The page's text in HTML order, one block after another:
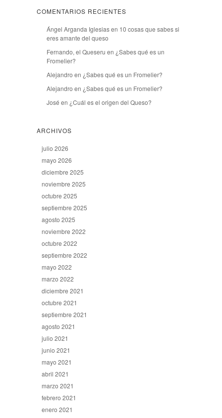
COMENTARIOS RECIENTES
Ángel Arganda Iglesiasen 10 cosas que sabes si
eres amante del queso
Fernando, el Queseru en ¿Sabes qué es un
Fromelier?
Alejandro en ¿Sabes qué es un Fromelier?
Alejandro en ¿Sabes qué es un Fromelier?
José en ¿Cuál es el origen del Queso?
ARCHIVOS
julio 2026
mayo 2026
diciembre 2025
noviembre 2025
octubre 2025
septiembre 2025
agosto 2025
noviembre 2022
octubre 2022
septiembre 2022
mayo 2022
marzo 2022
diciembre 2021
octubre 2021
septiembre 2021
agosto 2021
julio 2021
junio 2021
mayo 2021
abril 2021
marzo 2021
febrero 2021
enero 2021